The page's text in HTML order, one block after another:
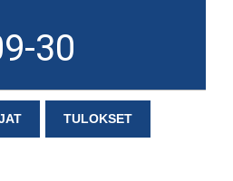
30
TULOKSET